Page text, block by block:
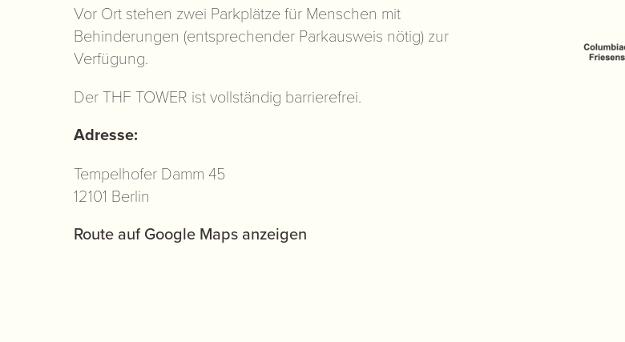
Vor Ort stehen zwei Parkplätze für Menschen mit
Behinderungen (entsprechender Parkausweis nötig) zur
Verfügung.
Der THF TOWER ist vollständig barrierefrei.
Adresse:
Tempelhofer Damm 45
12101 Berlin
Route auf Google Maps anzeigen